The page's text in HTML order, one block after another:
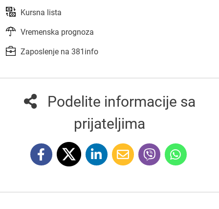
Kursna lista
Vremenska prognoza
Zaposlenje na 381info
Podelite informacije sa
prijateljima